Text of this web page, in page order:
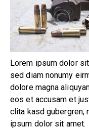
Lorem ipsum dolor
sed diam nonumy
dolore magna
eos et accusam et
clita kasd gubergren,
ipsum dolor sit amet.